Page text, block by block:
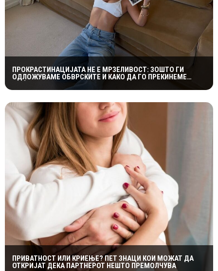
ПРОКРАСТИНАЦИЈАТА НЕ Е МРЗЕЛИВОСТ: ЗОШТО ГИ
ОДЛОЖУВАМЕ ОБВРСКИТЕ И КАКО ДА ГО ПРЕКИНЕМЕ
МАЃЕПСАНИОТ КРУГ
ПРИВАТНОСТ ИЛИ КРИЕЊЕ? ПЕТ ЗНАЦИ КОИ МОЖАТ ДА
ОТКРИЈАТ ДЕКА ПАРТНЕРОТ НЕШТО ПРЕМОЛЧУВА